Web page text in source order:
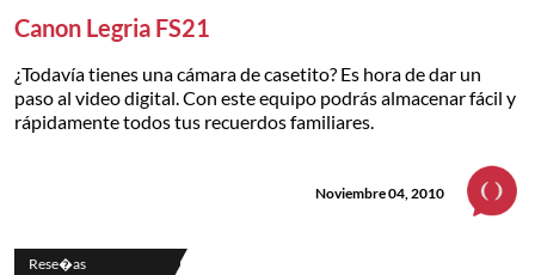
Canon Legria FS21
¿Todavía tienes una cámara de casetito? Es hora de dar un
paso al video digital. Con este equipo podrás almacenar fácil y
rápidamente todos tus recuerdos familiares.
Noviembre 04, 2010
Rese�as